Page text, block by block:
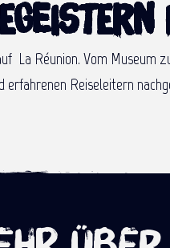
La Réunion. Vom Museum
erfahrenen Reiseleitern